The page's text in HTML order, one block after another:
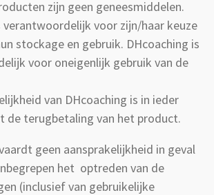
zijn geen geneesmiddelen.
verantwoordelijk voor zijn/haar keuze
stockage en gebruik. DHcoaching is
voor oneigenlijk gebruik van de
van DHcoaching is in ieder
de terugbetaling van het product.
geen aansprakelijkheid in geval
het optreden van de
(inclusief van gebruikelijke